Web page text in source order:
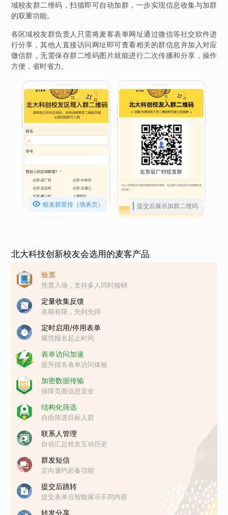
域校友群二维码，扫描即可自动加群，一步实现信息收集与加群
的双重功能。
各区域校友群负责人只需将麦客表单网址通过微信等社交软件进
行分享，其他人直接访问网址即可查看相关的群信息并加入对应
微信群，无需保存群二维码图片就能进行二次传播和分享，操作
方便，省时省力。
 校友群宣传（填表页） 提交后展示加群二维码
北大科技创新校友会选用的麦客产品
验票
凭票入场，支持多人同时核销
定量收集反馈
名额有限，先到先得
定时启用/停用表单
规范报名起止时间
表单访问加速
提升报名表单访问体验
加密数据传输
保障页面信息安全
结构化筛选
自由筛选目标人群
联系人管理
自动汇总校友互动历史
群发短信
定向邀约必备功能
提交后跳转
提交表单后智能展示不同内容
转发分享